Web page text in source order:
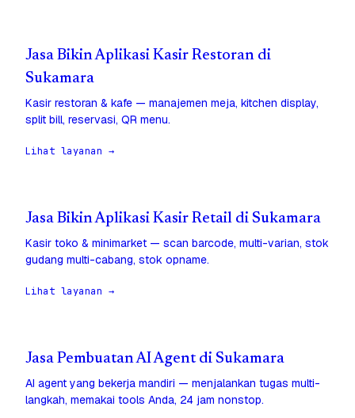
Jasa Bikin Aplikasi Kasir Restoran di
Sukamara
Kasir restoran & kafe — manajemen meja, kitchen display,
split bill, reservasi, QR menu.
Lihat layanan →
Jasa Bikin Aplikasi Kasir Retail di Sukamara
Kasir toko & minimarket — scan barcode, multi-varian, stok
gudang multi-cabang, stok opname.
Lihat layanan →
Jasa Pembuatan AI Agent di Sukamara
AI agent yang bekerja mandiri — menjalankan tugas multi-
langkah, memakai tools Anda, 24 jam nonstop.